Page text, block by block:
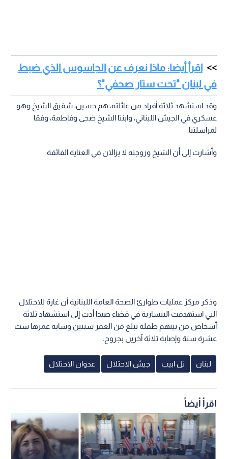
اقرأ أيضا: ماذا نعرف عن الجاسوس الذي ضبط
في لبنان "تحت ستار صحفي"؟
وقد استشهد ثلاثة أفراد من عائلته، هم حسين، شقيق الشيخ وهو
عسكري في الجيش اللبناني، وابنتا الشيخ ضحى وفاطمة، وفقا
لمراسلتنا.
وأشارت إلى أن الشيخ وزوجته لا يزالان في العناية الفائقة.
وذكر مركز عمليات طوارئ الصحة العامة اللبنانية أن غارة للاحتلال
التي استهدفت البيسارية في قضاء صيدا أدت إلى استشهاد ثلاثة
أشخاص من بينهم طفلة تبلغ من العمر سنتين وشابة عمرها ست
عشرة سنة وإصابة ثلاثة آخرين بجروح.
لبنان تل ابيب جيش الاحتلال عدوان الاحتلال
اقرأ أيضاً